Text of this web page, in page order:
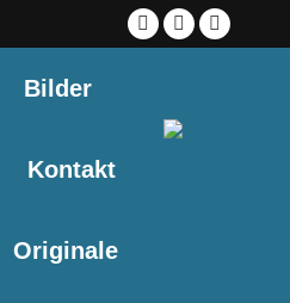
Facebook
YouTube
in
Bilder
Kontakt
Originale